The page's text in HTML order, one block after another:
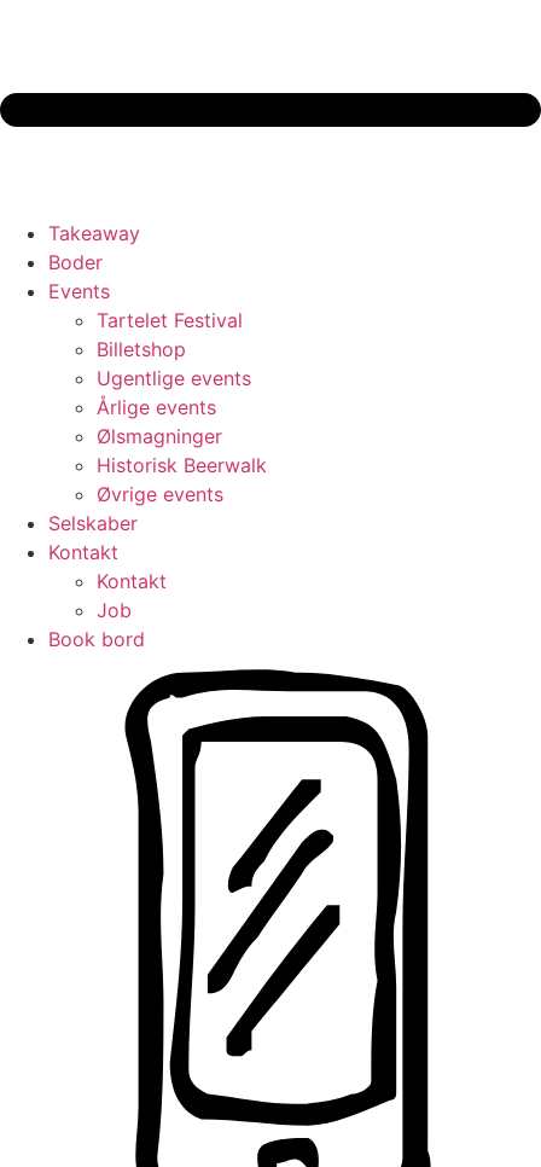
Takeaway
Boder
Events
Tartelet Festival
Billetshop
Ugentlige events
Årlige events
Ølsmagninger
Historisk Beerwalk
Øvrige events
Selskaber
Kontakt
Kontakt
Job
Book bord